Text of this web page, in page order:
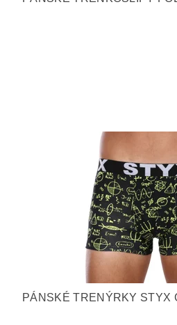
PÁNSKÉ TRENÝRKY STYX